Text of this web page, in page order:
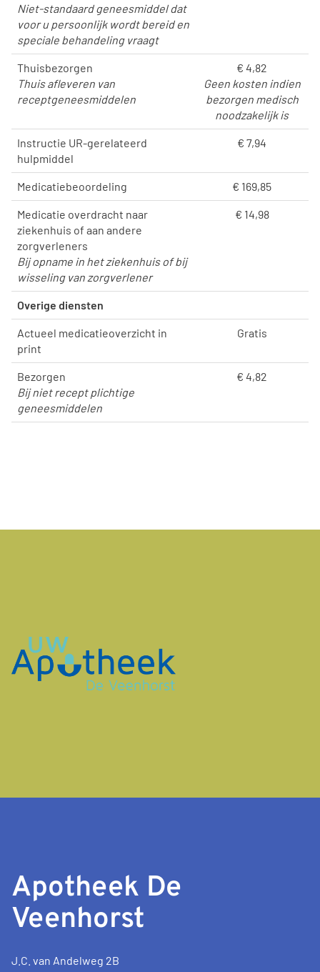
Niet-standaard geneesmiddel dat
voor u persoonlijk wordt bereid en
speciale behandeling vraagt
Thuisbezorgen
Thuis afleveren van
receptgeneesmiddelen
€ 4,82
Geen kosten indien
bezorgen medisch
noodzakelijk is
Instructie UR-gerelateerd
hulpmiddel
€ 7,94
Medicatiebeoordeling € 169,85
Medicatie overdracht naar
ziekenhuis of aan andere
zorgverleners
Bij opname in het ziekenhuis of bij
wisseling van zorgverlener
€ 14,98
Overige diensten
Actueel medicatieoverzicht in
print
Gratis
Bezorgen
Bij niet recept plichtige
geneesmiddelen
€ 4,82
Apotheek De
Veenhorst
J.C. van Andelweg 2B